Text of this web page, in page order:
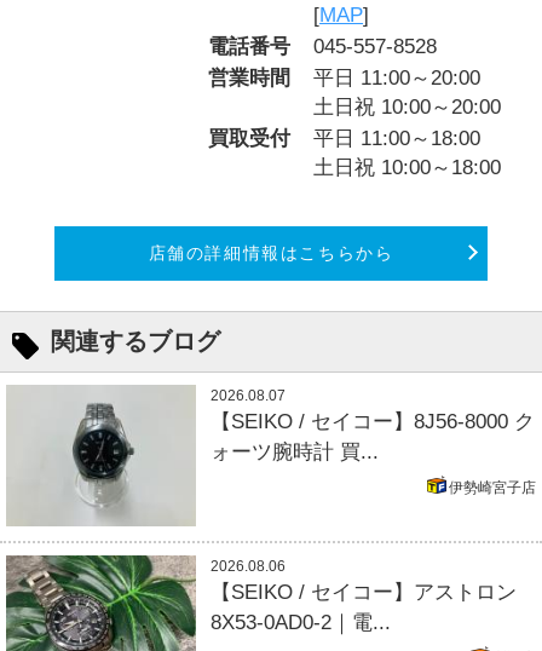
[MAP]
電話番号
045-557-8528
営業時間
平日 11:00～20:00
土日祝 10:00～20:00
買取受付
平日 11:00～18:00
土日祝 10:00～18:00
店舗の詳細情報はこちらから
関連するブログ
2026.08.07
【SEIKO / セイコー】8J56-8000 ク
ォーツ腕時計 買...
伊勢崎宮子店
2026.08.06
【SEIKO / セイコー】アストロン
8X53-0AD0-2｜電...